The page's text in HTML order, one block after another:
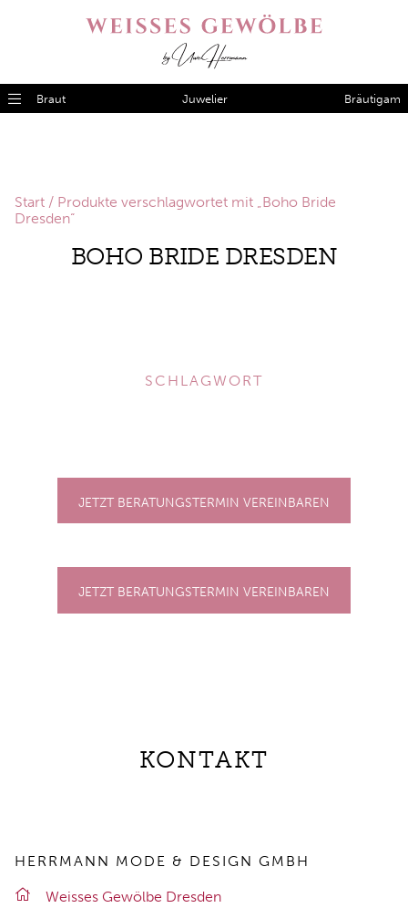
Braut Juwelier Bräutigam
Start / Produkte verschlagwortet mit „Boho Bride
Dresden“
BOHO BRIDE DRESDEN
SCHLAGWORT
JETZT BERATUNGSTERMIN VEREINBAREN
JETZT BERATUNGSTERMIN VEREINBAREN
KONTAKT
HERRMANN MODE & DESIGN GMBH
Weis­ses Ge­wöl­be Dres­den